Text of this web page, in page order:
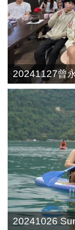
20241127曾
20241026